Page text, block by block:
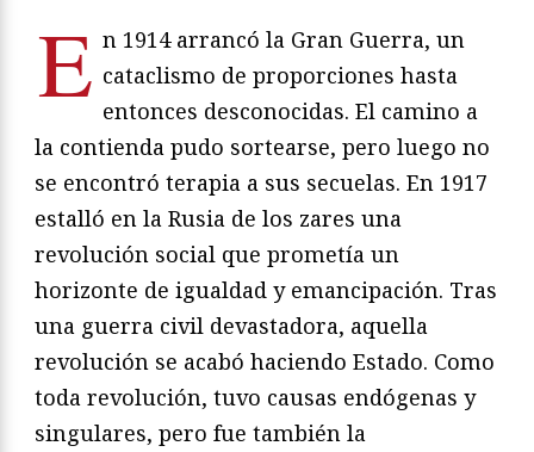
E n 1914 arrancó la Gran Guerra, un
cataclismo de proporciones hasta
entonces desconocidas. El camino a
la contienda pudo sortearse, pero luego no
se encontró terapia a sus secuelas. En 1917
estalló en la Rusia de los zares una
revolución social que prometía un
horizonte de igualdad y emancipación. Tras
una guerra civil devastadora, aquella
revolución se acabó haciendo Estado. Como
toda revolución, tuvo causas endógenas y
singulares, pero fue también la